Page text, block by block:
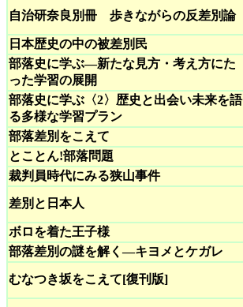
自治研奈良別冊 歩きながらの反差別論
日本歴史の中の被差別民
部落史に学ぶ―新たな見方・考え方にた
った学習の展開
部落史に学ぶ〈2〉歴史と出会い未来を語
る多様な学習プラン
部落差別をこえて
とことん!部落問題
裁判員時代にみる狭山事件
差別と日本人
ボロを着た王子様
部落差別の謎を解く―キヨメとケガレ
むなつき坂をこえて[復刊版]